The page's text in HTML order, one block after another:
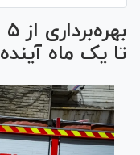
تا یک ماه آینده